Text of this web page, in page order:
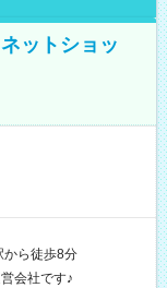
ットショッ
から徒歩8分
会社です♪